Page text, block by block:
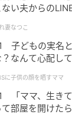
ってみると、
ラクターで
ションブック
貼られたペー
すよね。
ない夫からの
妻なつこ
子どもの実名
？なんて心配して
に子供の顔を晒すママ
「ママ、生き
て部屋を開けたら